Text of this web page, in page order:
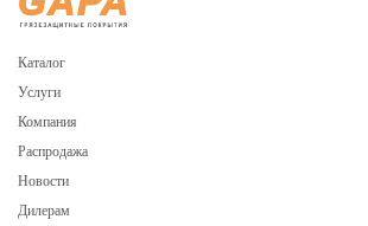
Каталог
Услуги
Компания
Распродажа
Новости
Дилерам